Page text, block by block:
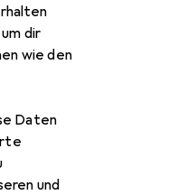
dir
wie den
Daten
und